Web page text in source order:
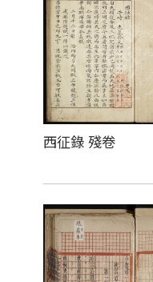
西征錄 殘卷